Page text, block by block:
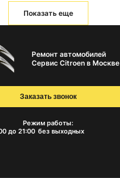
Показать еще
Ремонт автомобилей
Сервис Citroen в Москве
Режим работы:
до 21:00 без выходных
Заказать звонок